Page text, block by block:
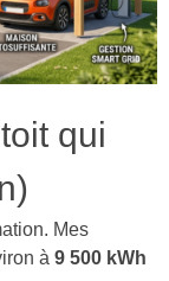
qui
Mes
à 9 500 kWh